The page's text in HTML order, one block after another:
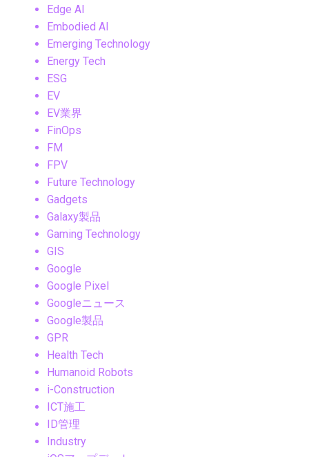
Edge AI
Embodied AI
Emerging Technology
Energy Tech
ESG
EV
EV業界
FinOps
FM
FPV
Future Technology
Gadgets
Galaxy製品
Gaming Technology
GIS
Google
Google Pixel
Googleニュース
Google製品
GPR
Health Tech
Humanoid Robots
i-Construction
ICT施工
ID管理
Industry